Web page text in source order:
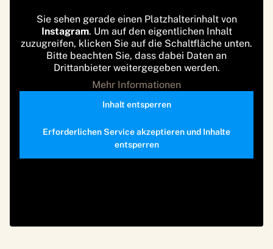
Sie sehen gerade einen Platzhalterinhalt von
Instagram. Um auf den eigentlichen Inhalt
zuzugreifen, klicken Sie auf die Schaltfläche unten.
Bitte beachten Sie, dass dabei Daten an
Drittanbieter weitergegeben werden.
Mehr Informationen
Inhalt entsperren
Erforderlichen Service akzeptieren und Inhalte
entsperren